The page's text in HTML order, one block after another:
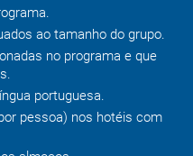
ao tamanho do grupo.
no programa e que
portuguesa.
pessoa) nos hotéis com